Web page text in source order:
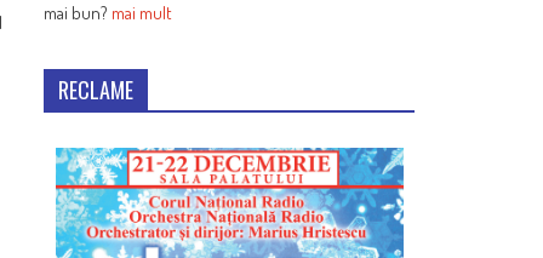
mai bun? mai mult
RECLAME